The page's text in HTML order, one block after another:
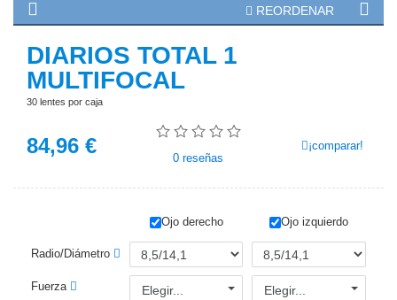
REORDENAR
DIARIOS TOTAL 1
MULTIFOCAL
30 lentes por caja
84,96 €
0 reseñas
¡comparar!
Ojo derecho Ojo izquierdo
Radio/Diámetro
Fuerza Elegir... Elegir...